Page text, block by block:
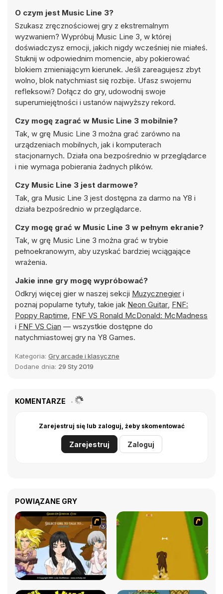
O czym jest Music Line 3?
Szukasz zręcznościowej gry z ekstremalnym
wyzwaniem? Wypróbuj Music Line 3, w której
doświadczysz emocji, jakich nigdy wcześniej nie miałeś.
Stuknij w odpowiednim momencie, aby pokierować
blokiem zmieniającym kierunek. Jeśli zareagujesz zbyt
wolno, blok natychmiast się rozbije. Ufasz swojemu
refleksowi? Dołącz do gry, udowodnij swoje
superumiejętności i ustanów najwyższy rekord.
Czy mogę zagrać w Music Line 3 mobilnie?
Tak, w grę Music Line 3 można grać zarówno na
urządzeniach mobilnych, jak i komputerach
stacjonarnych. Działa ona bezpośrednio w przeglądarce
i nie wymaga pobierania żadnych plików.
Czy Music Line 3 jest darmowe?
Tak, gra Music Line 3 jest dostępna za darmo na Y8 i
działa bezpośrednio w przeglądarce.
Czy mogę grać w Music Line 3 w pełnym ekranie?
Tak, w grę Music Line 3 można grać w trybie
pełnoekranowym, aby uzyskać bardziej wciągające
wrażenia.
Jakie inne gry mogę wypróbować?
Odkryj więcej gier w naszej sekcji Muzycznegier i
poznaj popularne tytuły, takie jak Neon Guitar, FNF:
Poppy Raptime, FNF VS Ronald McDonald: McMadness
i FNF VS Cian — wszystkie dostępne do
natychmiastowej gry na Y8 Games.
Kategoria: Gry arcade i klasyczne
Dodane dnia: 29 Sty 2019
KOMENTARZE
Zarejestruj się lub zaloguj, żeby skomentować
Zarejestruj Zaloguj
POWIĄZANE GRY